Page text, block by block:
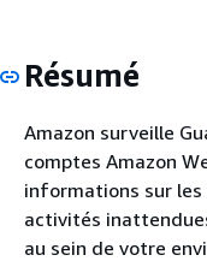
Résumé
Amazon surveille
comptes Amazon
informations sur
activités
au sein de votre